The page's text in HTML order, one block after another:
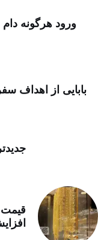
ورود هرگونه
بابایی از اهداف